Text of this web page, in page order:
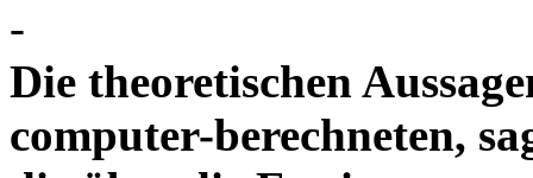
-
Die theoretischen
computer-berechneten,